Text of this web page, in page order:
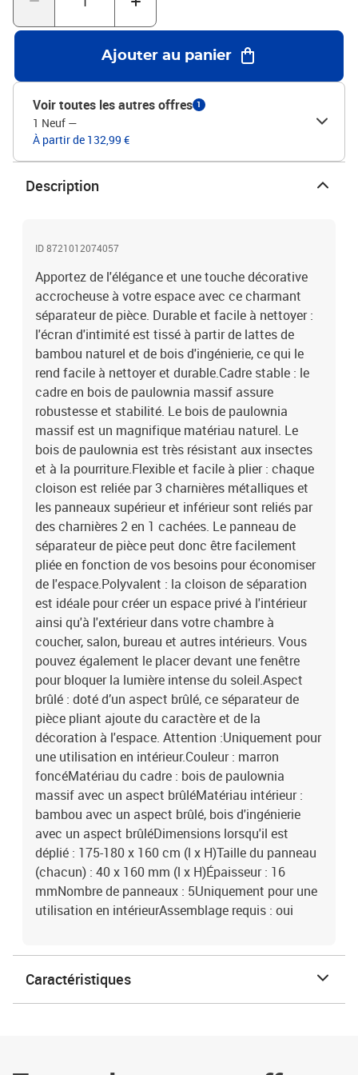
chambre à coucher, salon, bureau et autres intérieurs. Vous
pouvez également le placer devant une fenêtre pour bloquer la
lumière intense du soleil.Aspect brûlé : doté d’un aspect brûlé, ce
séparateur de pièce pliant ajoute du caractère et de la décoration à
l'espace. Attention :Uniquement pour une utilisation en
intérieur.Couleur : marron foncéMatériau du cadre : bois de
paulownia massif avec un aspect brûléMatériau intérieur :
bambou avec un aspect brûlé, bois d'ingénierie avec un aspect
brûléDimensions lorsqu'il est déplié : 175-180 x 160 cm (l x
H)Taille du panneau (chacun) : 40 x 160 mm (l x H)Épaisseur : 16
mmNombre de panneaux : 5Uniquement pour une utilisation en
Ajouter au panier
Voir toutes les autres offres 1
1 Neuf —
À partir de 132,99 €
Description
ID 8721012074057
Apportez de l'élégance et une touche décorative
accrocheuse à votre espace avec ce charmant
séparateur de pièce. Durable et facile à nettoyer :
l'écran d'intimité est tissé à partir de lattes de
bambou naturel et de bois d'ingénierie, ce qui le
rend facile à nettoyer et durable.Cadre stable : le
cadre en bois de paulownia massif assure
robustesse et stabilité. Le bois de paulownia
massif est un magnifique matériau naturel. Le
bois de paulownia est très résistant aux insectes
et à la pourriture.Flexible et facile à plier : chaque
cloison est reliée par 3 charnières métalliques et
les panneaux supérieur et inférieur sont reliés par
des charnières 2 en 1 cachées. Le panneau de
séparateur de pièce peut donc être facilement
pliée en fonction de vos besoins pour économiser
de l'espace.Polyvalent : la cloison de séparation
est idéale pour créer un espace privé à l'intérieur
ainsi qu'à l'extérieur dans votre chambre à
coucher, salon, bureau et autres intérieurs. Vous
pouvez également le placer devant une fenêtre
pour bloquer la lumière intense du soleil.Aspect
brûlé : doté d’un aspect brûlé, ce séparateur de
pièce pliant ajoute du caractère et de la
décoration à l'espace. Attention :Uniquement pour
une utilisation en intérieur.Couleur : marron
foncéMatériau du cadre : bois de paulownia
massif avec un aspect brûléMatériau intérieur :
bambou avec un aspect brûlé, bois d'ingénierie
avec un aspect brûléDimensions lorsqu'il est
déplié : 175-180 x 160 cm (l x H)Taille du panneau
(chacun) : 40 x 160 mm (l x H)Épaisseur : 16
mmNombre de panneaux : 5Uniquement pour une
utilisation en intérieurAssemblage requis : oui
Caractéristiques